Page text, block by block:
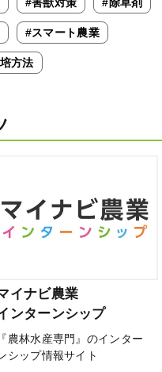
#スマート農業
方法
イナビ農業
ンターンシップ
『農林水産専門』のインター
シップ情報サイト